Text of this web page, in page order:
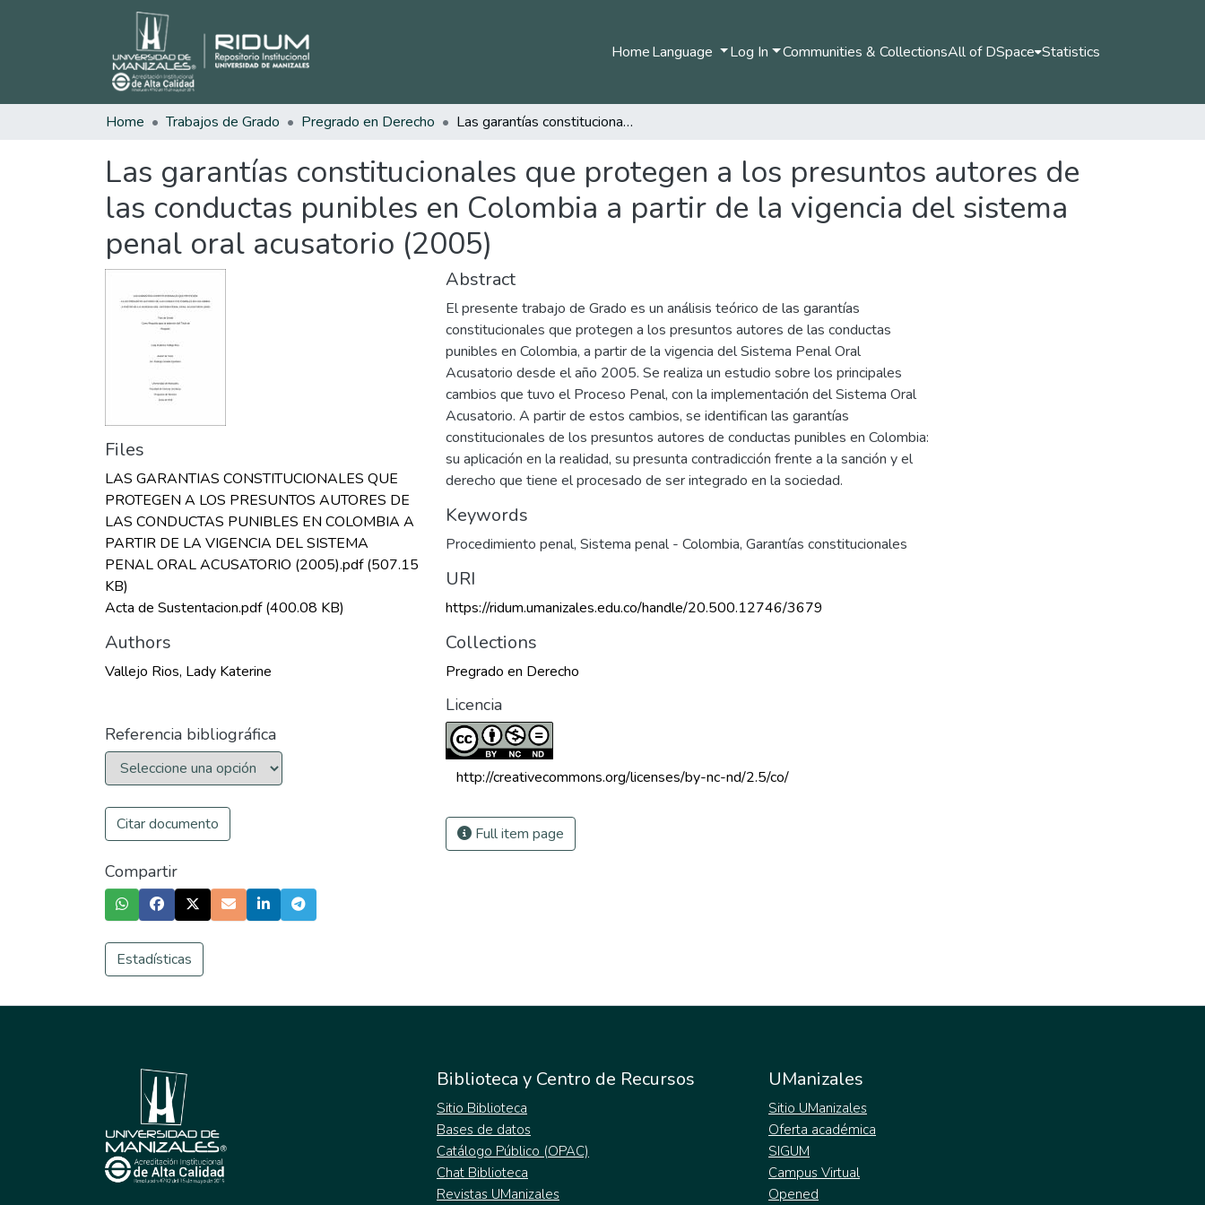
HomeLanguage Log In Communities & CollectionsAll of DSpace Statistics
Home Trabajos de Grado Pregrado en Derecho Las garantías constitucionales que protegen a los presuntos autores de las conductas punibles en Colombia a partir de la vigencia del sistema penal oral acusatorio (2005)
Las garantías constitucionales que protegen a los presuntos autores de
las conductas punibles en Colombia a partir de la vigencia del sistema
penal oral acusatorio (2005)
Files
LAS GARANTIAS CONSTITUCIONALES QUE
PROTEGEN A LOS PRESUNTOS AUTORES DE
LAS CONDUCTAS PUNIBLES EN COLOMBIA A
PARTIR DE LA VIGENCIA DEL SISTEMA
PENAL ORAL ACUSATORIO (2005).pdf(507.15
KB)
Acta de Sustentacion.pdf(400.08 KB)
Authors
Vallejo Rios, Lady Katerine
Referencia bibliográfica
Citar documento
Compartir
Estadísticas
Abstract
El presente trabajo de Grado es un análisis teórico de las garantías
constitucionales que protegen a los presuntos autores de las conductas
punibles en Colombia, a partir de la vigencia del Sistema Penal Oral
Acusatorio desde el año 2005. Se realiza un estudio sobre los principales
cambios que tuvo el Proceso Penal, con la implementación del Sistema Oral
Acusatorio. A partir de estos cambios, se identifican las garantías
constitucionales de los presuntos autores de conductas punibles en Colombia:
su aplicación en la realidad, su presunta contradicción frente a la sanción y el
derecho que tiene el procesado de ser integrado en la sociedad.
Keywords
Procedimiento penal, Sistema penal - Colombia, Garantías constitucionales
URI
https://ridum.umanizales.edu.co/handle/20.500.12746/3679
Collections
Pregrado en Derecho
Licencia
http://creativecommons.org/licenses/by-nc-nd/2.5/co/
Full item page
Biblioteca y Centro de Recursos
Sitio Biblioteca
Bases de datos
Catálogo Público (OPAC)
Chat Biblioteca
Revistas UManizales
UManizales
Sitio UManizales
Oferta académica
SIGUM
Campus Virtual
Opened